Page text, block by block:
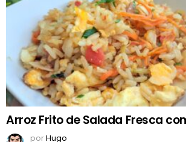
Arroz Frito de Salada Fresca
porHugo